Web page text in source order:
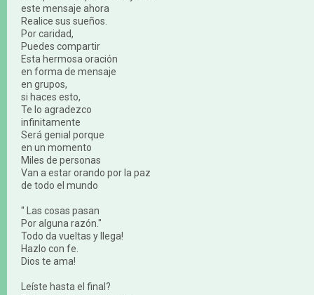
este mensaje ahora
Realice sus sueños.
Por caridad,
Puedes compartir
Esta hermosa oración
en forma de mensaje
en grupos,
si haces esto,
Te lo agradezco
infinitamente
Será genial porque
en un momento
Miles de personas
Van a estar orando por la paz
de todo el mundo
′′ Las cosas pasan
Por alguna razón."
Todo da vueltas y llega!
Hazlo con fe.
Dios te ama!
Leíste hasta el final?